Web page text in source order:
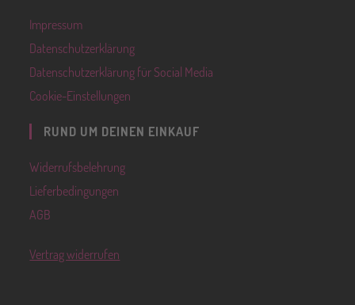
Impressum
Datenschutzerklärung
Datenschutzerklärung für Social Media
Cookie-Einstellungen
RUND UM DEINEN EINKAUF
Widerrufsbelehrung
Lieferbedingungen
AGB
Vertrag widerrufen